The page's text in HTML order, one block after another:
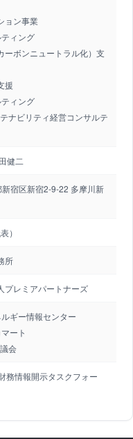
ョン事業
ィング
ーボンニュートラル化）支
援
ィング
ナビリティ経営コンサルテ
健二
宿区新宿2-9-22 多摩川新
）
所
プレミアパートナーズ
ギー情報センター
ート
会
務情報開示タスクフォー